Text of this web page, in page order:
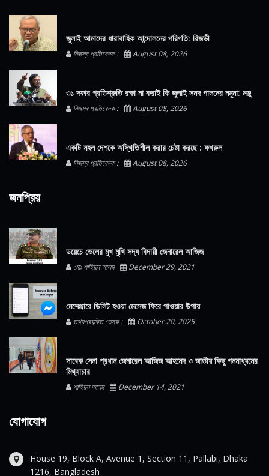
জুলাই আমাদের ধারাবাহিক আন্দোলনের পরিণতি: রিজভী
নিজস্ব প্রতিবেদক : August 08, 2026
৩১ দফার প্রতিশ্রুতি রক্ষা না করাই কি জুলাই সনদ পালনের নমুনা: মঞ্জু
নিজস্ব প্রতিবেদক : August 08, 2026
একটি মহল দেশকে অস্থিতিশীল করার চেষ্টা করছে : ফখরুল
নিজস্ব প্রতিবেদক : August 08, 2026
জনপ্রিয়
ডয়েচে ভেলের মুখ মুখি সদ্য বিদায়ী জেনারেল আজিজ
মোঃ শাহিদুন আলম December 29, 2021
মেসেঞ্জারে ডিলিট হওয়া মেসেজ ফিরে পাওয়ার উপায়
তথ্যপ্রযুক্তি ডেস্ক : October 20, 2025
সাবেক সেনা প্রধান জেনারেল আজিজ আহমেদ ও জাতীয় কিছু গনমাধ্যমের
মিথ্যাচার
শাহিদুন আলম December 14, 2021
যোগাযোগ
House 19, Block A, Avenue 1, Section 11, Pallabi, Dhaka
1216, Bangladesh